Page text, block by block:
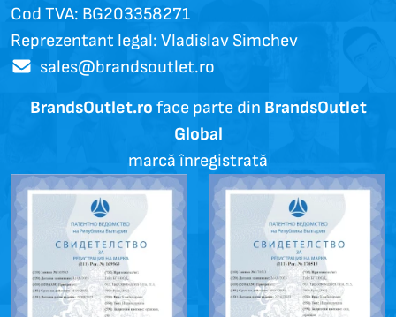
Cod TVA: BG203358271
Reprezentant legal: Vladislav Simchev
sales@brandsoutlet.ro
BrandsOutlet.ro face parte din BrandsOutlet
Global
marcă înregistrată